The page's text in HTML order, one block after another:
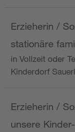
Erzieherin /
stationäre
in Vollzeit oder
Kinderdorf
Erzieherin /
unsere